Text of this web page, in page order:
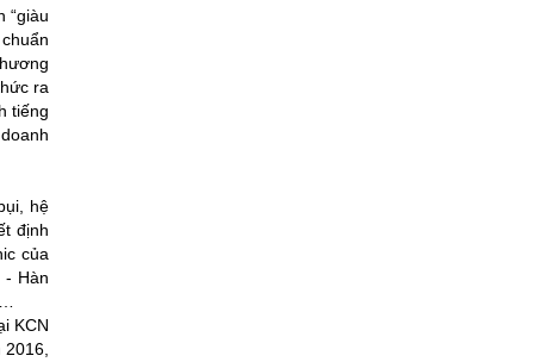
“giàu
ra
tiếng
hệ
định
của
- Hàn
KCN
2016,